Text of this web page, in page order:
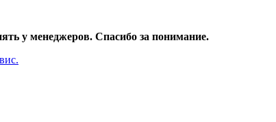
у менеджеров. Спасибо за понимание.